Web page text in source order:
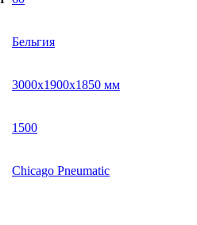
Бельгия
3000х1900х1850 мм
1500
Chicago Pneumatic